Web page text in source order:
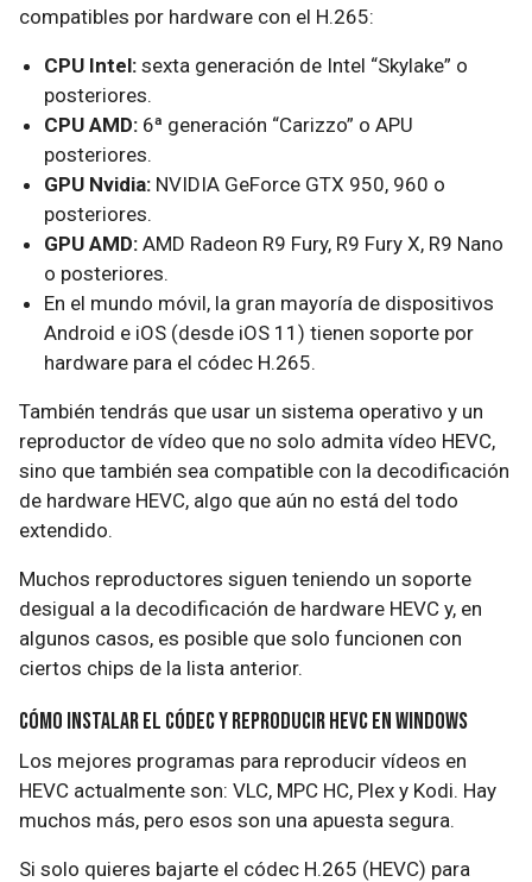
compatibles por hardware con el H.265:
CPU Intel: sexta generación de Intel “Skylake” o
posteriores.
CPU AMD: 6ª generación “Carizzo” o APU
posteriores.
GPU Nvidia: NVIDIA GeForce GTX 950, 960 o
posteriores.
GPU AMD: AMD Radeon R9 Fury, R9 Fury X, R9 Nano
o posteriores.
En el mundo móvil, la gran mayoría de dispositivos
Android e iOS (desde iOS 11) tienen soporte por
hardware para el códec H.265.
También tendrás que usar un sistema operativo y un
reproductor de vídeo que no solo admita vídeo HEVC,
sino que también sea compatible con la decodificación
de hardware HEVC, algo que aún no está del todo
extendido.
Muchos reproductores siguen teniendo un soporte
desigual a la decodificación de hardware HEVC y, en
algunos casos, es posible que solo funcionen con
ciertos chips de la lista anterior.
Cómo instalar el códec y reproducir HEVC en Windows
Los mejores programas para reproducir vídeos en
HEVC actualmente son: VLC, MPC HC, Plex y Kodi. Hay
muchos más, pero esos son una apuesta segura.
Si solo quieres bajarte el códec H.265 (HEVC) para